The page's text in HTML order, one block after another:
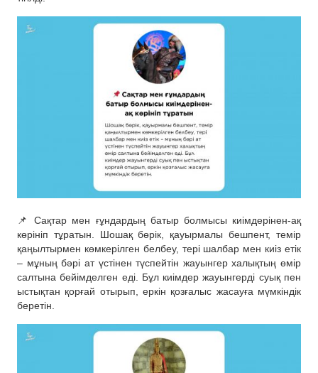
📌 Сақтар мен ғұндардың батыр болмысы киімдерінен-ақ
көрініп тұратын. Шошақ бөрік, қауырмалы бешпент, темір
қаңылтырмен көмкерілген белбеу, тері шалбар мен киіз етік
– мұның бәрі ат үстінен түспейтін жауынгер халықтың өмір
салтына бейімделген еді. Бұл киімдер жауынгерді суық пен
ыстықтан қорғай отырып, еркін қозғалыс жасауға мүмкіндік
беретін.